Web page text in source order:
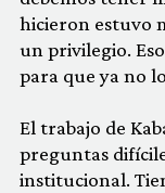
hicieron estuvo
un privilegio.
para que ya no
El trabajo de
preguntas
institucional.